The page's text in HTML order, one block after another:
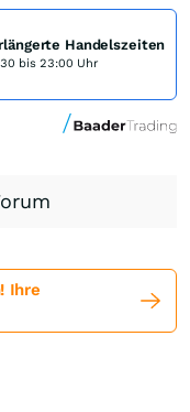
Handelszeiten
bis 23:00 Uhr
Ihre